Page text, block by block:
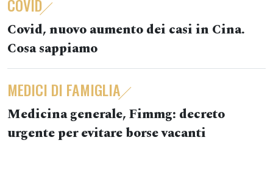
COVID
Covid, nuovo aumento dei casi in Cina.
Cosa sappiamo
MEDICI DI FAMIGLIA
Medicina generale, Fimmg: decreto
urgente per evitare borse vacanti